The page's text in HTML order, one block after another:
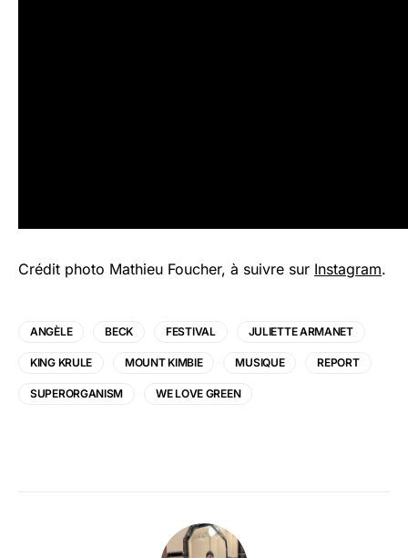
Crédit photo Mathieu Foucher, à suivre sur Instagram.
ANGÈLE BECK FESTIVAL JULIETTE ARMANET
KING KRULE MOUNT KIMBIE MUSIQUE REPORT
SUPERORGANISM WE LOVE GREEN